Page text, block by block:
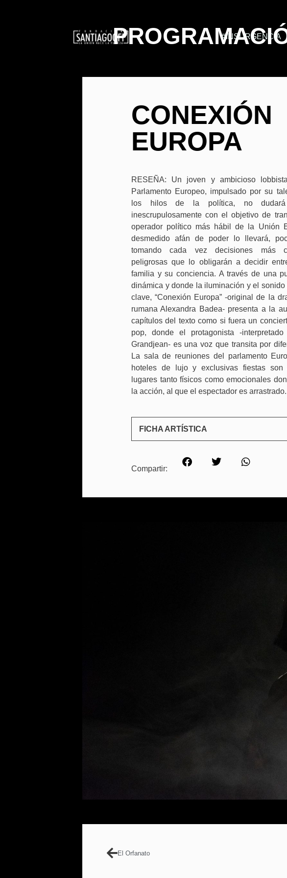
#INSURGENCIA
CONEXIÓN
EUROPA
RESEÑA: Un joven y ambicioso
Parlamento Europeo, impulsado por su
los hilos de la política, no dudará
inescrupulosamente con el objetivo de
operador político más hábil de la Unión
desmedido afán de poder lo llevará,
tomando cada vez decisiones más
peligrosas que lo obligarán a decidir
familia y su conciencia. A través de una
dinámica y donde la iluminación y el sonido
clave, “Conexión Europa” -original de la
rumana Alexandra Badea- presenta a la
capítulos del texto como si fuera un
pop, donde el protagonista -
Grandjean- es una voz que transita por
La sala de reuniones del parlamento
hoteles de lujo y exclusivas fiestas
lugares tanto físicos como emocionales
la acción, al que el espectador es arrastrado.
FICHA ARTÍSTICA
Compartir:
El Orfanato